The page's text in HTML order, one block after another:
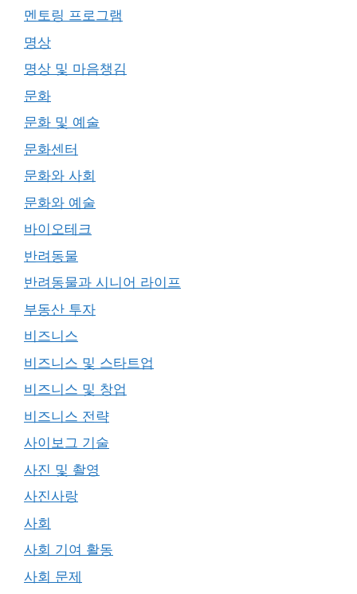
멘토링 프로그램
명상
명상 및 마음챙김
문화
문화 및 예술
문화센터
문화와 사회
문화와 예술
바이오테크
반려동물
반려동물과 시니어 라이프
부동산 투자
비즈니스
비즈니스 및 스타트업
비즈니스 및 창업
비즈니스 전략
사이보그 기술
사진 및 촬영
사진사랑
사회
사회 기여 활동
사회 문제